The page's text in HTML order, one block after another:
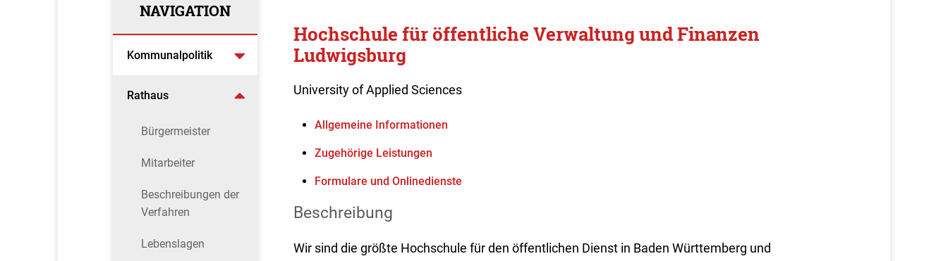
NAVIGATION
Kommunalpolitik
Rathaus
Bürgermeister
Mitarbeiter
Beschreibungen der
Verfahren
Lebenslagen
Hochschule für öffentliche Verwaltung und Finanzen
Ludwigsburg
University of Applied Sciences
Allgemeine Informationen
Zugehörige Leistungen
Formulare und Onlinedienste
Beschreibung
Wir sind die größte Hochschule für den öffentlichen Dienst in Baden Württemberg und